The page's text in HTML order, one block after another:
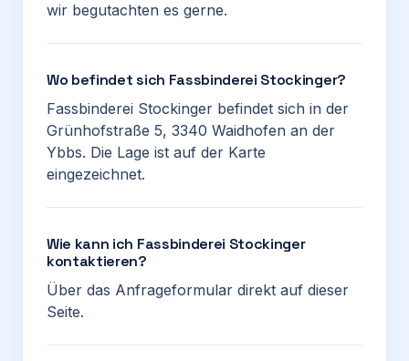
wir begutachten es gerne.
Wo befindet sich Fassbinderei Stockinger?
Fassbinderei Stockinger befindet sich in der
Grünhofstraße 5, 3340 Waidhofen an der
Ybbs. Die Lage ist auf der Karte
eingezeichnet.
Wie kann ich Fassbinderei Stockinger
kontaktieren?
Über das Anfrageformular direkt auf dieser
Seite.